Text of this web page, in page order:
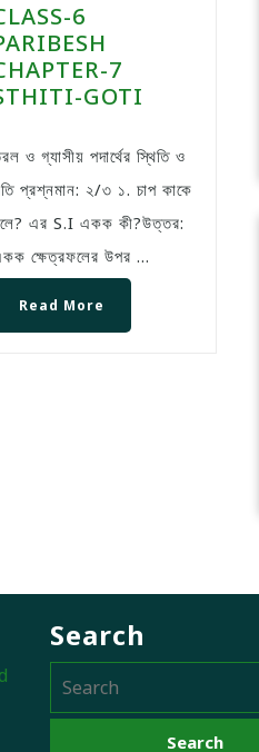
6
7
GOTI
ও
প্রশ্নমান: ২/৩ ১. চাপ কাকে
এর S.I একক কী?উত্তর:
ক্ষেত্রফলের উপর ...
Read More
Search